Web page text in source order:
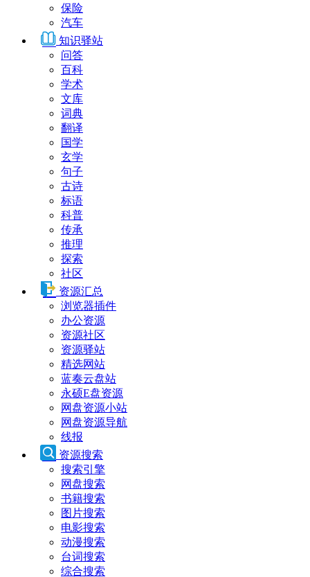
保险
汽车
知识驿站
问答
百科
学术
文库
词典
翻译
国学
玄学
句子
古诗
标语
科普
传承
推理
探索
社区
资源汇总
浏览器插件
办公资源
资源社区
资源驿站
精选网站
蓝奏云盘站
永硕E盘资源
网盘资源小站
网盘资源导航
线报
资源搜索
搜索引擎
网盘搜索
书籍搜索
图片搜索
电影搜索
动漫搜索
台词搜索
综合搜索